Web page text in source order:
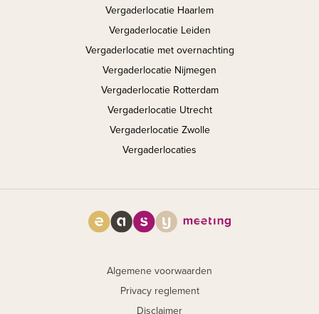
Vergaderlocatie Haarlem
Vergaderlocatie Leiden
Vergaderlocatie met overnachting
Vergaderlocatie Nijmegen
Vergaderlocatie Rotterdam
Vergaderlocatie Utrecht
Vergaderlocatie Zwolle
Vergaderlocaties
Algemene voorwaarden
Privacy reglement
Disclaimer